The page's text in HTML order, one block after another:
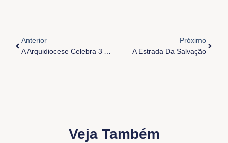
Anterior
A Arquidiocese Celebra 3 Anos Do CEN2016
Próximo
A Estrada Da Salvação
Veja Também